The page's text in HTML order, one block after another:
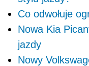
Co odwołuje
Nowa Kia
jazdy
Nowy